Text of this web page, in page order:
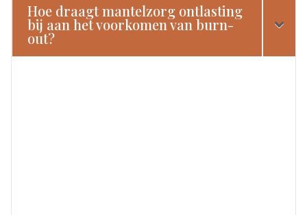
Hoe draagt mantelzorg ontlasting
bij aan het voorkomen van burn-
out?